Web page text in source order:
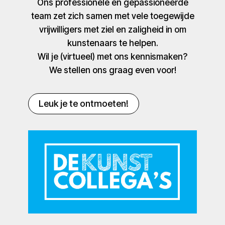
Ons professionele en gepassioneerde
team zet zich samen met vele toegewijde
vrijwilligers met ziel en zaligheid in om
kunstenaars te helpen.
Wil je (virtueel) met ons kennismaken?
We stellen ons graag even voor!
Leuk je te ontmoeten!